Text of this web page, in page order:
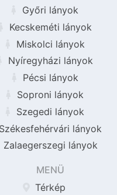
Győri lányok
Kecskeméti lányok
Miskolci lányok
Nyíregyházi lányok
Pécsi lányok
Soproni lányok
Szegedi lányok
Székesfehérvári lányok
Zalaegerszegi lányok
MENÜ
Térkép